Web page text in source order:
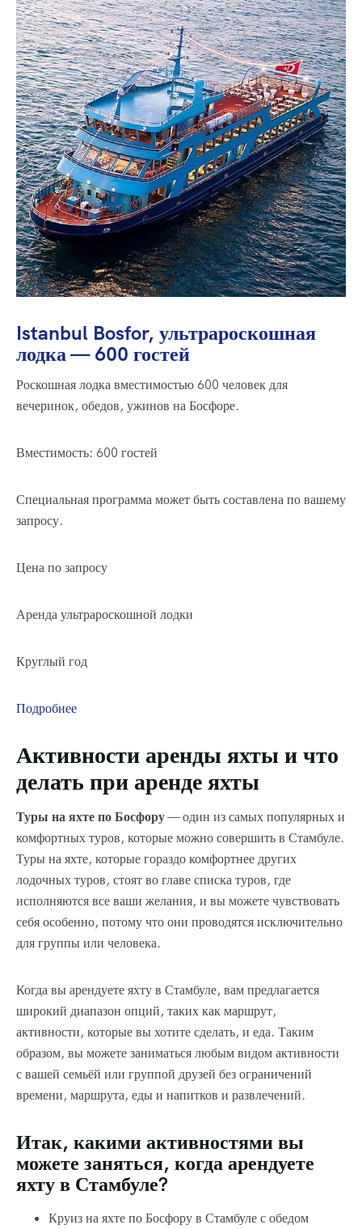
Istanbul Bosfor, ультрароскошная
лодка — 600 гостей
Роскошная лодка вместимостью 600 человек для
вечеринок, обедов, ужинов на Босфоре.
Вместимость: 600 гостей
Специальная программа может быть составлена по вашему
запросу.
Цена по запросу
Аренда ультрароскошной лодки
Круглый год
Подробнее
Активности аренды яхты и что
делать при аренде яхты
Туры на яхте по Босфору— один из самых популярных и
комфортных туров, которые можно совершить в Стамбуле.
Туры на яхте, которые гораздо комфортнее других
лодочных туров, стоят во главе списка туров, где
исполняются все ваши желания, и вы можете чувствовать
себя особенно, потому что они проводятся исключительно
для группы или человека.
Когда вы арендуете яхту в Стамбуле, вам предлагается
широкий диапазон опций, таких как маршрут,
активности, которые вы хотите сделать, и еда. Таким
образом, вы можете заниматься любым видом активности
с вашей семьёй или группой друзей без ограничений
времени, маршрута, еды и напитков и развлечений.
Итак, какими активностями вы
можете заняться, когда арендуете
яхту в Стамбуле?
Круиз на яхте по Босфору в Стамбуле с обедом